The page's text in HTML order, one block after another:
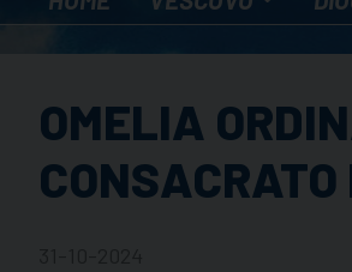
OMELIA